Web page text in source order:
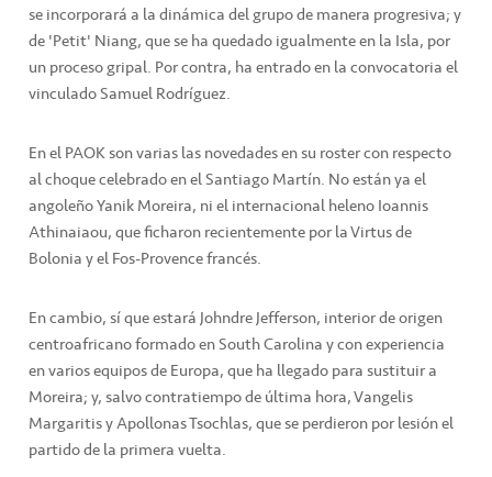
se incorporará a la dinámica del grupo de manera progresiva; y
de 'Petit' Niang, que se ha quedado igualmente en la Isla, por
un proceso gripal. Por contra, ha entrado en la convocatoria el
vinculado Samuel Rodríguez.
En el PAOK son varias las novedades en su roster con respecto
al choque celebrado en el Santiago Martín. No están ya el
angoleño Yanik Moreira, ni el internacional heleno Ioannis
Athinaiaou, que ficharon recientemente por la Virtus de
Bolonia y el Fos-Provence francés.
En cambio, sí que estará Johndre Jefferson, interior de origen
centroafricano formado en South Carolina y con experiencia
en varios equipos de Europa, que ha llegado para sustituir a
Moreira; y, salvo contratiempo de última hora, Vangelis
Margaritis y Apollonas Tsochlas, que se perdieron por lesión el
partido de la primera vuelta.